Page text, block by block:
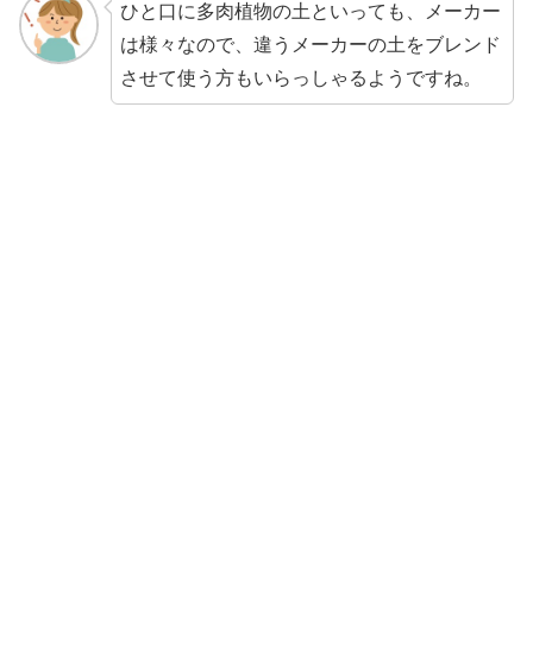
ひと口に多肉植物の土といっても、メーカー
は様々なので、違うメーカーの土をブレンド
させて使う方もいらっしゃるようですね。